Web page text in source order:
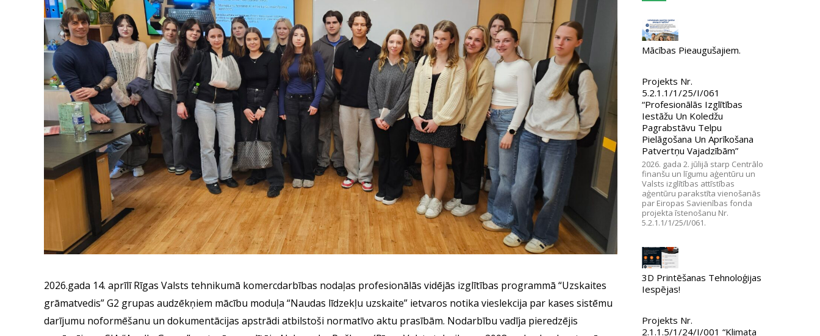
2026.gada 14. aprīlī Rīgas Valsts tehnikumā komercdarbības nodaļas profesionālās vidējās izglītības programmā “Uzskaites
grāmatvedis” G2 grupas audzēkņiem mācību moduļa “Naudas līdzekļu uzskaite” ietvaros notika vieslekcija par kases sistēmu
darījumu noformēšanu un dokumentācijas apstrādi atbilstoši normatīvo aktu prasībām. Nodarbību vadīja pieredzējis
Mācības Pieaugušajiem.
Projekts Nr.
5.2.1.1/1/25/I/061
“Profesionālās Izglītības
Iestāžu Un Koledžu
Pagrabstāvu Telpu
Pielāgošana Un Aprīkošana
Patvertņu Vajadzībām”
2026. gada 2. jūlijā starp Centrālo
finanšu un līgumu aģentūru un
Valsts izglītības attīstības
aģentūru parakstīta vienošanās
par Eiropas Savienības fonda
projekta īstenošanu Nr.
5.2.1.1/1/25/I/061.
3D Printēšanas Tehnoloģijas
Iespējas!
Projekts Nr.
2.1.1.5/1/24/I/001 “Klimata